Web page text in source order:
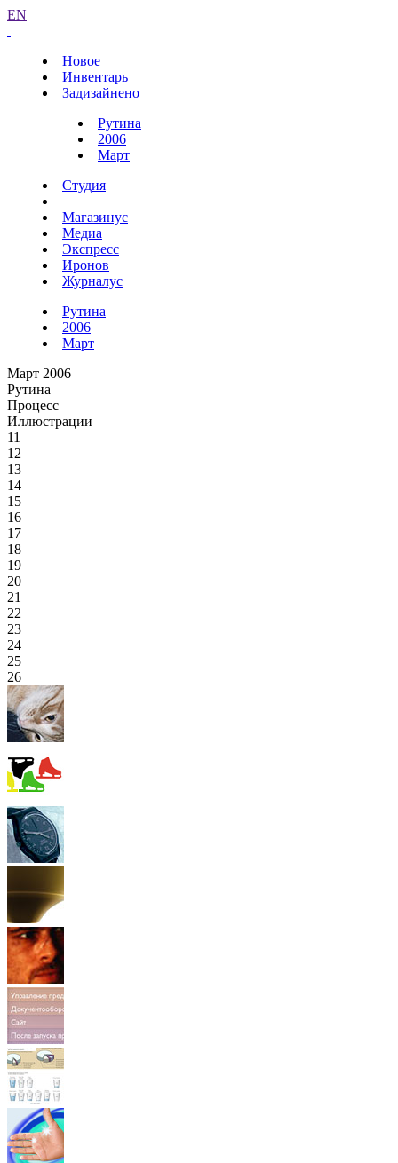
EN
Новое
Инвентарь
Задизайнено
Рутина
2006
Март
Студия
Магазинус
Медиа
Экспресс
Иронов
Журналус
Рутина
2006
Март
Март 2006
Рутина
Процесс
Иллюстрации
11
12
13
14
15
16
17
18
19
20
21
22
23
24
25
26